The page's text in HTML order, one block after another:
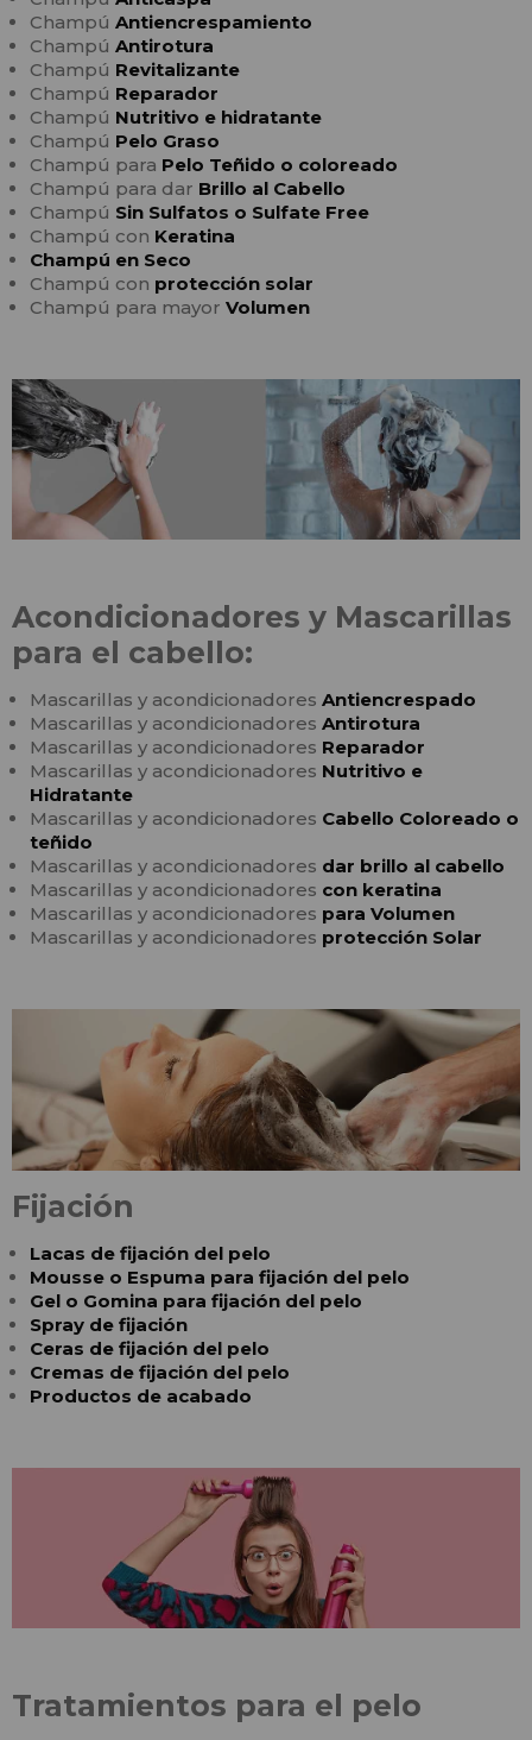
Champú Antiencrespamiento
Champú Antirotura
Champú Revitalizante
Champú Reparador
Champú Nutritivo e hidratante
Champú Pelo Graso
Champú para Pelo Teñido o coloreado
Champú para dar Brillo al Cabello
Champú Sin Sulfatos o Sulfate Free
Champú con Keratina
Champú en Seco
Champú con protección solar
Champú para mayor Volumen
Acondicionadores y Mascarillas
para el cabello:
Mascarillas y acondicionadores Antiencrespado
Mascarillas y acondicionadores Antirotura
Mascarillas y acondicionadores Reparador
Mascarillas y acondicionadores Nutritivo e
Hidratante
Mascarillas y acondicionadores Cabello Coloreado o
teñido
Mascarillas y acondicionadores dar brillo al cabello
Mascarillas y acondicionadores con keratina
Mascarillas y acondicionadores para Volumen
Mascarillas y acondicionadores protección Solar
Fijación
Lacas de fijación del pelo
Mousse o Espuma para fijación del pelo
Gel o Gomina para fijación del pelo
Spray de fijación
Ceras de fijación del pelo
Cremas de fijación del pelo
Productos de acabado
Tratamientos para el pelo